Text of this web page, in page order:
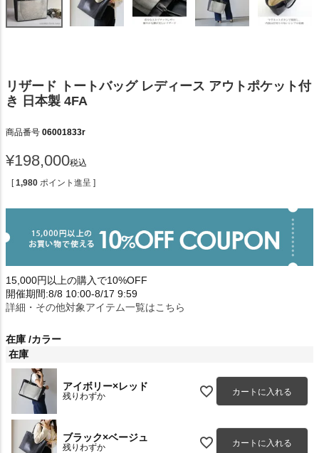
リザード トートバッグ レディース アウトポケット付
き 日本製 4FA
商品番号 06001833r
¥198,000税込
[ 1,980 ポイント進呈 ]
15,000円以上の購入で10%OFF
開催期間:8/8 10:00-8/17 9:59
詳細・その他対象アイテム一覧はこちら
在庫 カラー
在庫
アイボリー×レッド
残りわずか カートに入れる
ブラック×ベージュ
残りわずか カートに入れる